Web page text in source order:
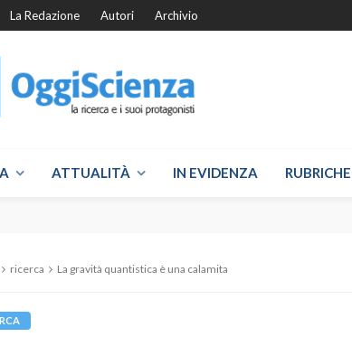
La Redazione Autori Archivio
ATTUALITÀ IN EVIDENZA RUBRICHE
ricerca La gravità quantistica è una calamita